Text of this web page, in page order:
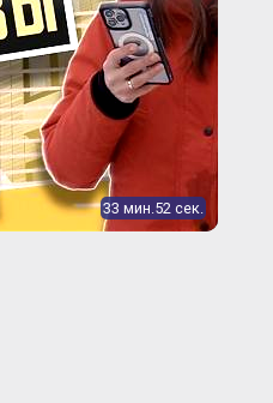
33 мин.52 сек.